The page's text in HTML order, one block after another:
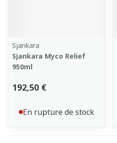
Sjankara
Sjankara Myco Relief
950ml
192,50 €
En rupture de stock